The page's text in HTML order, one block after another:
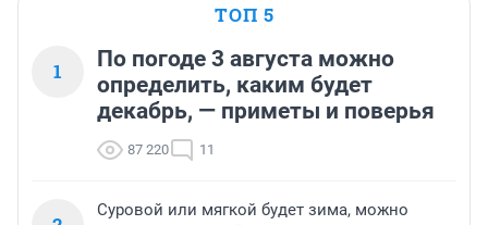
ТОП 5
1
По погоде 3 августа можно
определить, каким будет
декабрь, — приметы и поверья
87 220 11
Суровой или мягкой будет зима, можно